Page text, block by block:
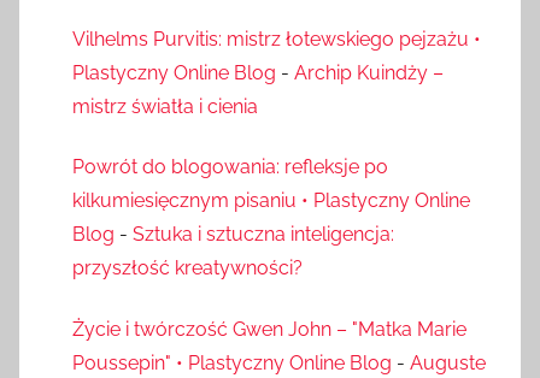
Vilhelms Purvitis: mistrz łotewskiego pejzażu •
Plastyczny Online Blog - Archip Kuindży –
mistrz światła i cienia
Powrót do blogowania: refleksje po
kilkumiesięcznym pisaniu • Plastyczny Online
Blog - Sztuka i sztuczna inteligencja:
przyszłość kreatywności?
Życie i twórczość Gwen John – "Matka Marie
Poussepin" • Plastyczny Online Blog - Auguste